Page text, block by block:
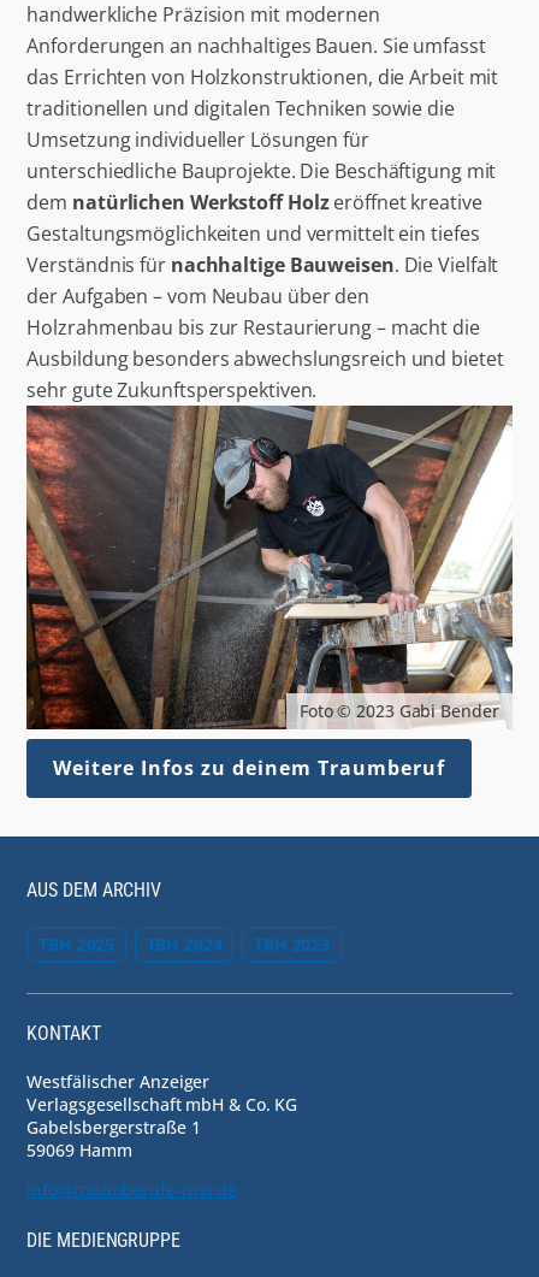
handwerkliche Präzision mit modernen
Anforderungen an nachhaltiges Bauen. Sie umfasst
das Errichten von Holzkonstruktionen, die Arbeit mit
traditionellen und digitalen Techniken sowie die
Umsetzung individueller Lösungen für
unterschiedliche Bauprojekte. Die Beschäftigung mit
dem natürlichen Werkstoff Holzeröffnet kreative
Gestaltungsmöglichkeiten und vermittelt ein tiefes
Verständnis für nachhaltige Bauweisen. Die Vielfalt
der Aufgaben – vom Neubau über den
Holzrahmenbau bis zur Restaurierung – macht die
Ausbildung besonders abwechslungsreich und bietet
sehr gute Zukunftsperspektiven.
Foto © 2023 Gabi Bender
Weitere Infos zu deinem Traumberuf
AUS DEM ARCHIV
TBH 2025 TBH 2024 TBH 2023
KONTAKT
Westfälischer Anzeiger
Verlagsgesellschaft mbH & Co. KG
Gabelsbergerstraße 1
59069 Hamm
info@traumberufe-nrw.de
DIE MEDIENGRUPPE